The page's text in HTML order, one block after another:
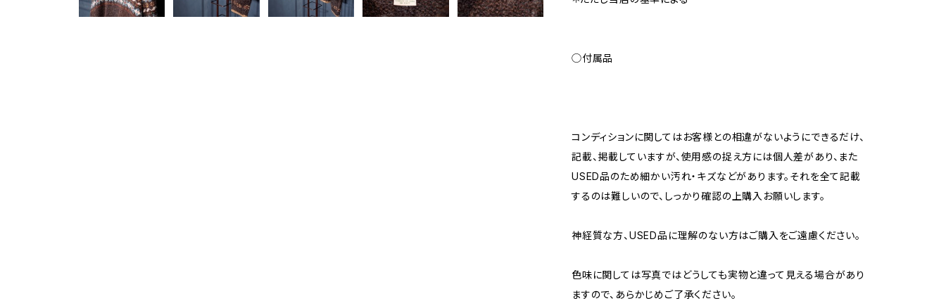
◯付属品
コンディションに関してはお客様との相違がないようにできるだけ、
記載、掲載していますが、使用感の捉え方には個人差があり、また
USED品のため細かい汚れ・キズなどがあります。それを全て記載
するのは難しいので、しっかり確認の上購入お願いします。
神経質な方、USED品に理解のない方はご購入をご遠慮ください。
色味に関しては写真ではどうしても実物と違って見える場合があり
ますので、あらかじめご了承ください。